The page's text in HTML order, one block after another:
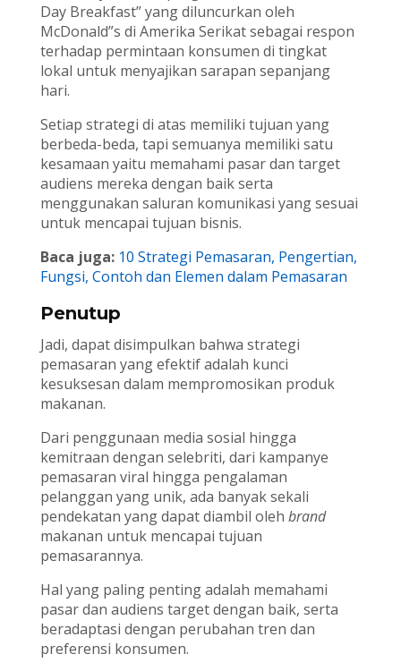
Day Breakfast” yang diluncurkan oleh
McDonald”s di Amerika Serikat sebagai respon
terhadap permintaan konsumen di tingkat
lokal untuk menyajikan sarapan sepanjang
hari.
Setiap strategi di atas memiliki tujuan yang
berbeda-beda, tapi semuanya memiliki satu
kesamaan yaitu memahami pasar dan target
audiens mereka dengan baik serta
menggunakan saluran komunikasi yang sesuai
untuk mencapai tujuan bisnis.
Baca juga: 10 Strategi Pemasaran, Pengertian,
Fungsi, Contoh dan Elemen dalam Pemasaran
Penutup
Jadi, dapat disimpulkan bahwa strategi
pemasaran yang efektif adalah kunci
kesuksesan dalam mempromosikan produk
makanan.
Dari penggunaan media sosial hingga
kemitraan dengan selebriti, dari kampanye
pemasaran viral hingga pengalaman
pelanggan yang unik, ada banyak sekali
pendekatan yang dapat diambil oleh brand
makanan untuk mencapai tujuan
pemasarannya.
Hal yang paling penting adalah memahami
pasar dan audiens target dengan baik, serta
beradaptasi dengan perubahan tren dan
preferensi konsumen.